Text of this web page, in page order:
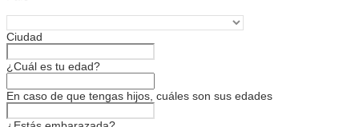
Ciudad
¿Cuál es tu edad?
En caso de que tengas hijos, cuáles son sus edades